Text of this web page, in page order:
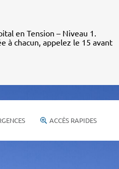
en Tension – Niveau 1.
à chacun, appelez le 15 avant
ACCÈS RAPIDES